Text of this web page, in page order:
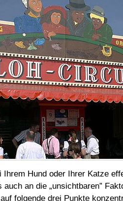
Ihrem Hund oder Ihrer Katze
an die „unsichtbaren”
folgende drei Punkte